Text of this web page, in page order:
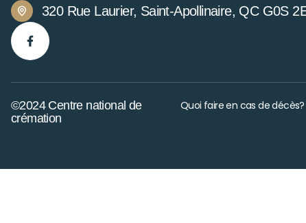
320 Rue Laurier, Saint-Apollinaire, QC G0S
©2024 Centre national de
crémation
Quoi faire en cas de décès?